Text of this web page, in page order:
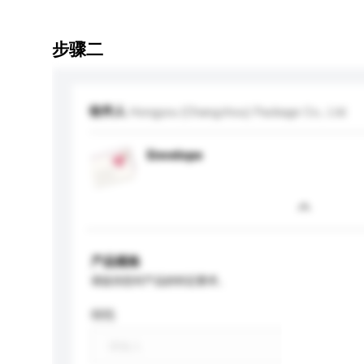
步骤二
收件人 Hongyou (Changzhou) Package Co., Ltd.
Envelope
产品规格